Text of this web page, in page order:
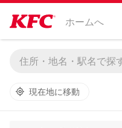
ホームへ
現在地に移動